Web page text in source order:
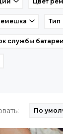
Тип
службы батареи